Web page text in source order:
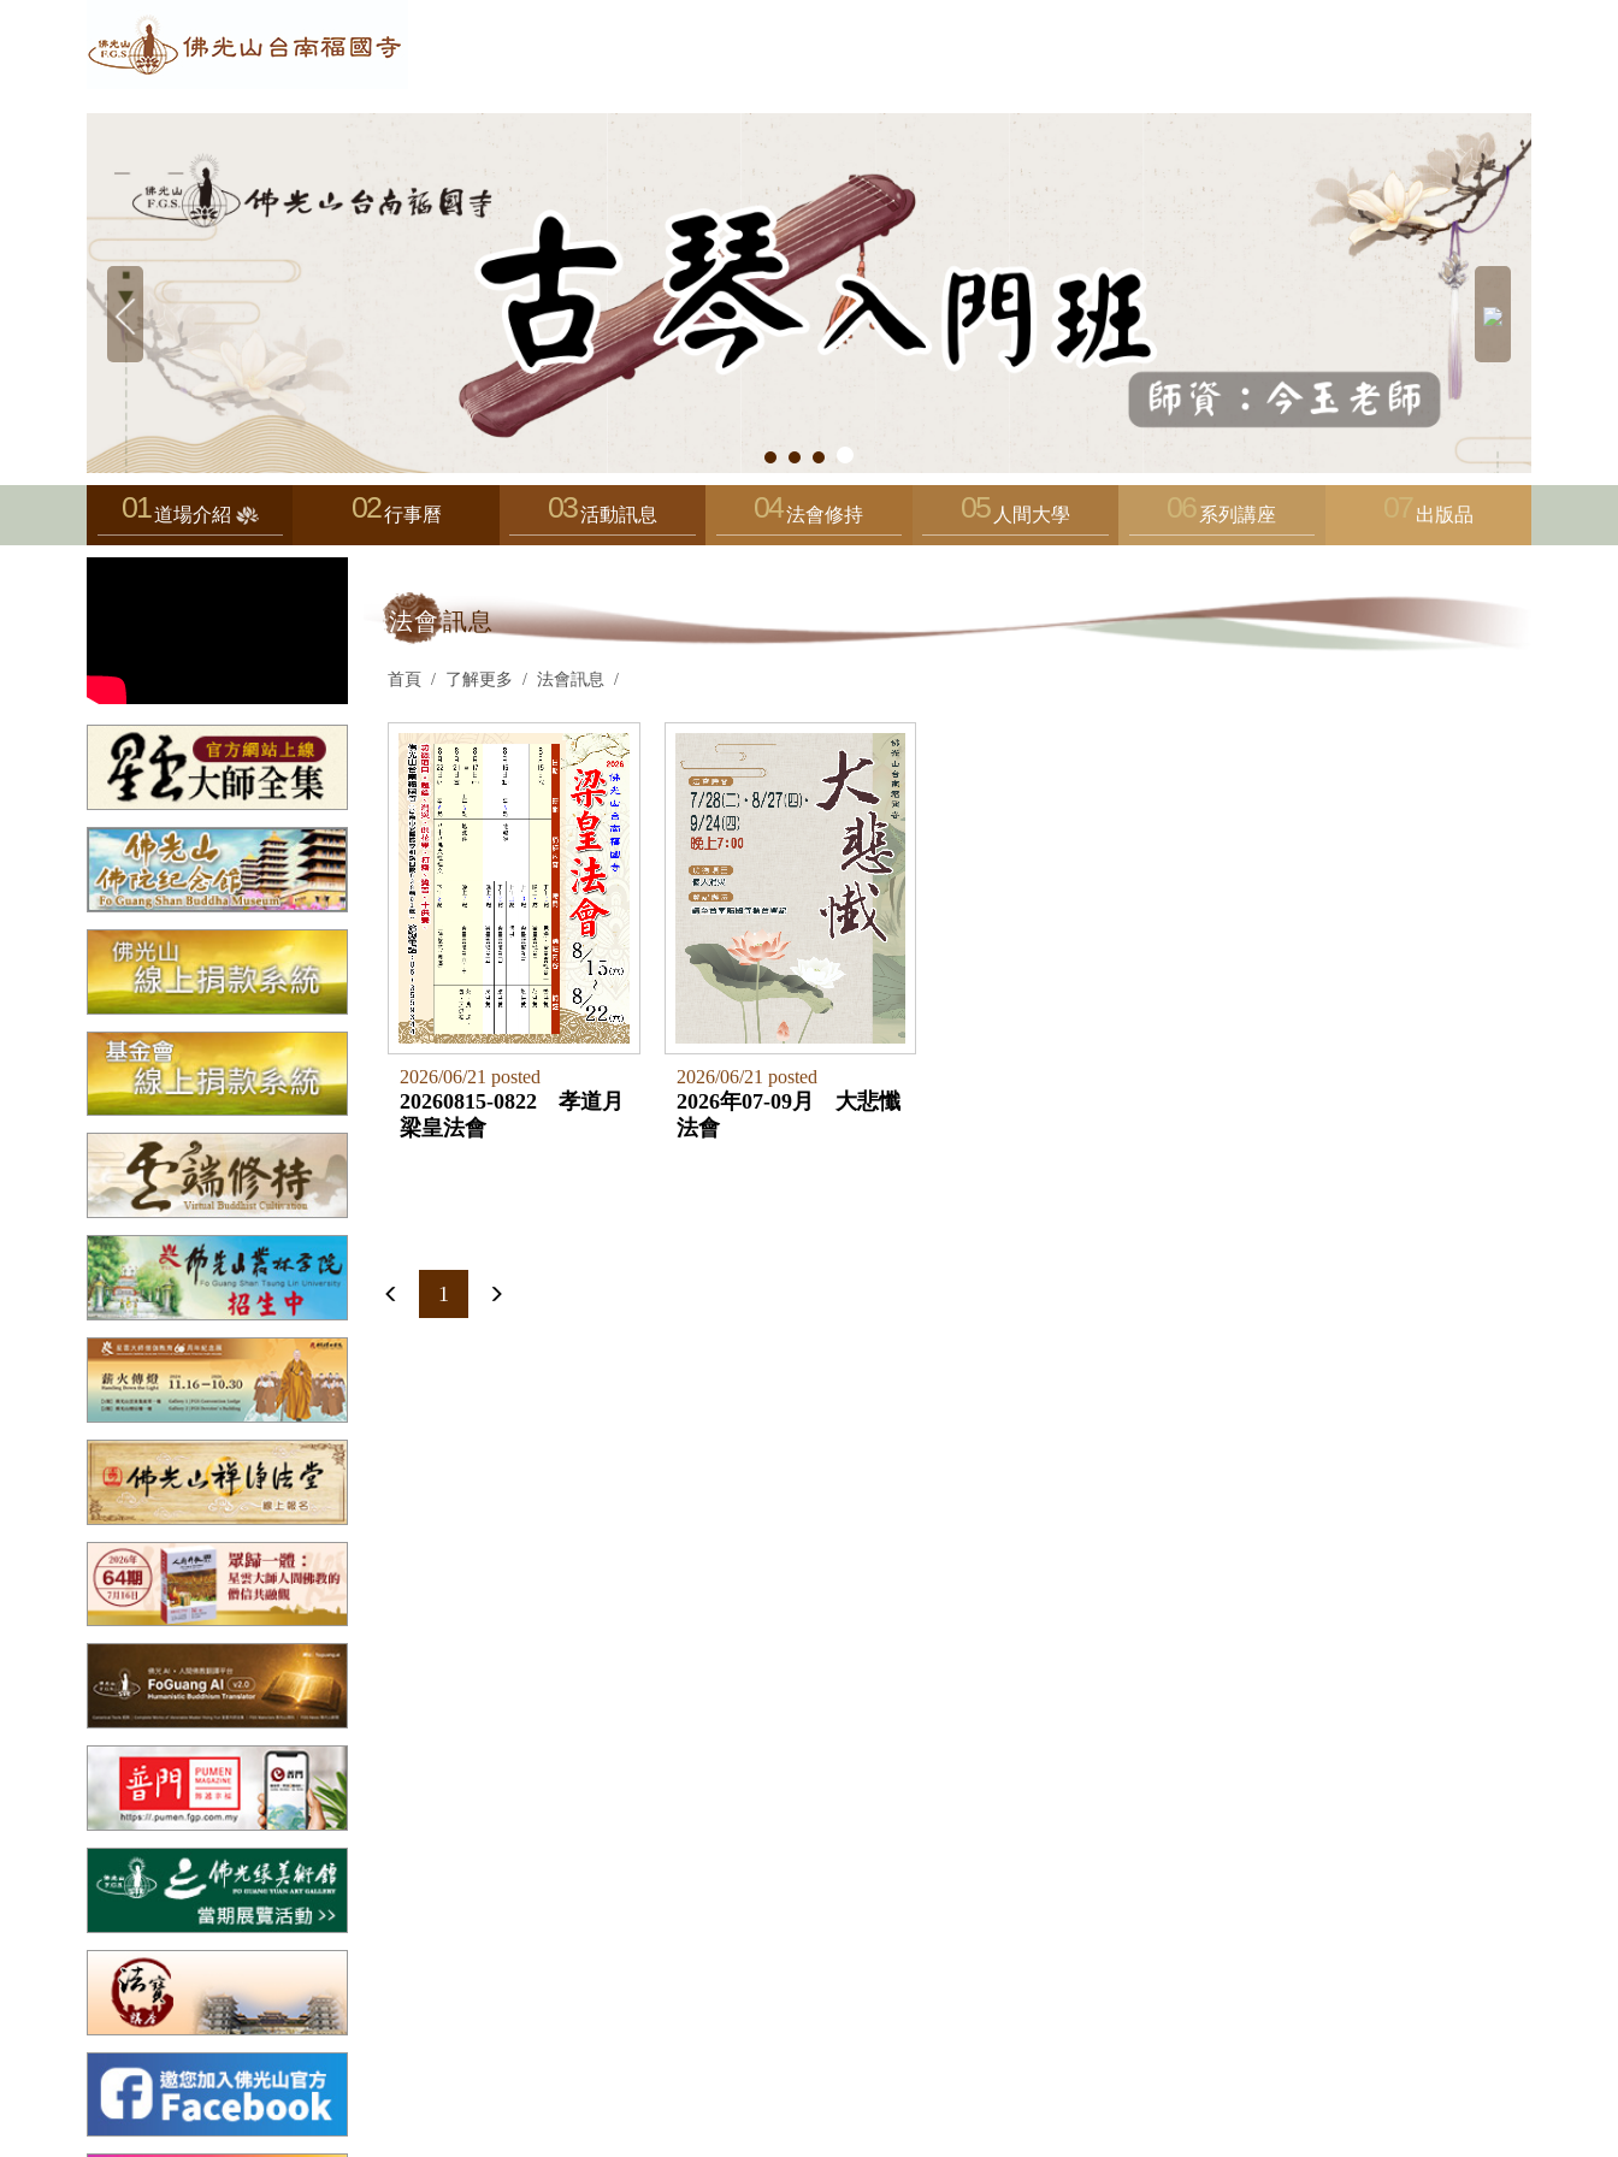
道場介紹 行事曆 活動訊息 法會修持 人間大學 系列講座 出版品
法會訊息
首頁 了解更多 法會訊息
2026/06/21 posted
20260815-0822 孝道月
梁皇法會
2026/06/21 posted
2026年07-09月 大悲懺
法會
1